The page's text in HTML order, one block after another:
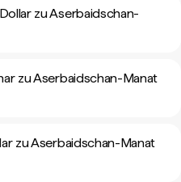
zu Aserbaidschan-
zu Aserbaidschan-Manat
zu Aserbaidschan-Manat